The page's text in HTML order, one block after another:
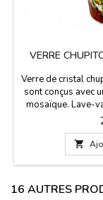
VERRE
Verre de cristal
sont conçus avec
mosaïque. Lave-
Mesures: 5,5

16 AUTRES